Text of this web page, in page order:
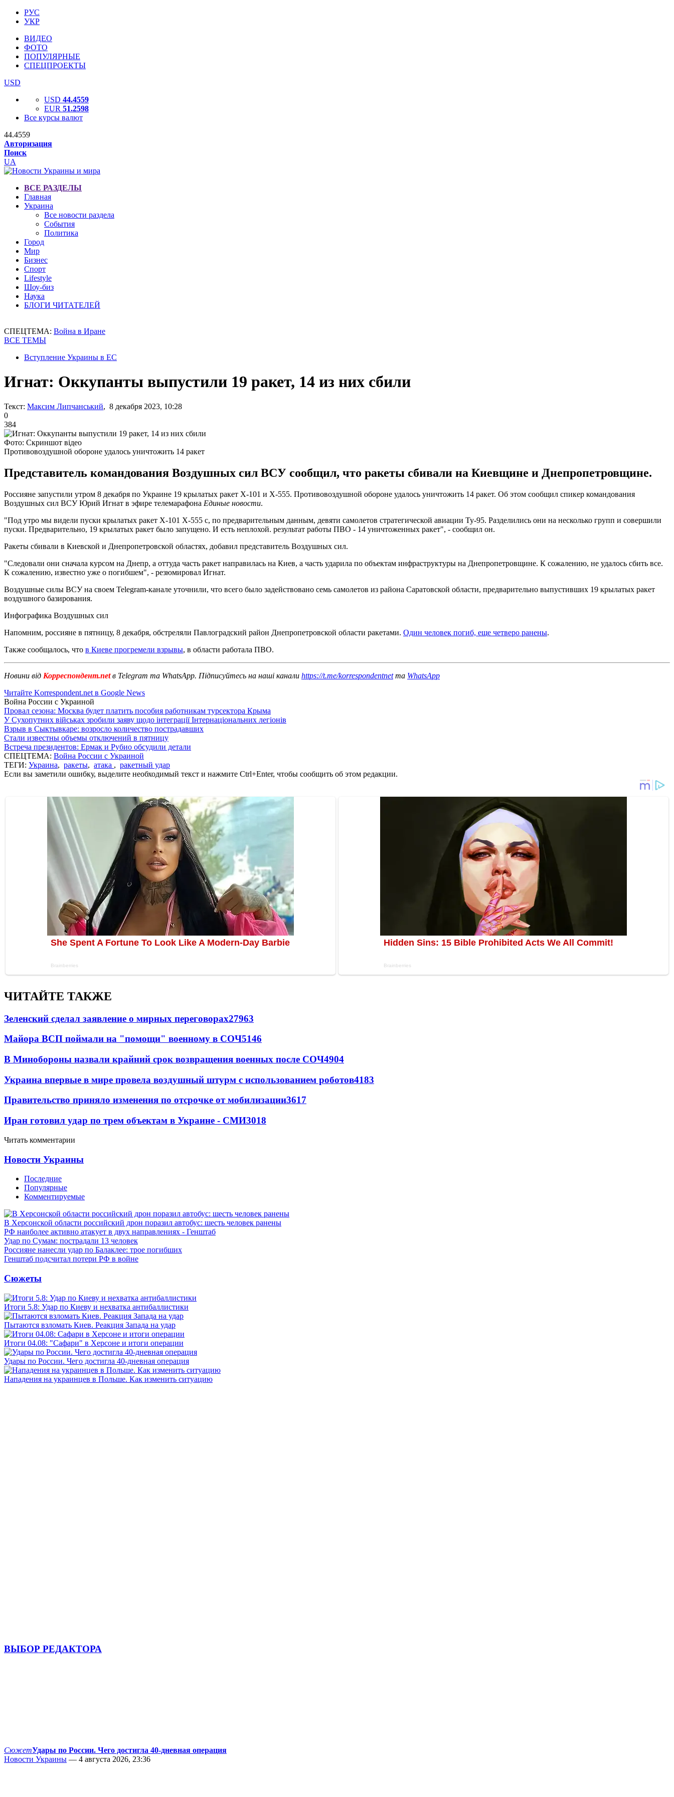
РУС
УКР
ВИДЕО
ФОТО
ПОПУЛЯРНЫЕ
СПЕЦПРОЕКТЫ
USD
USD 44.4559
EUR 51.2598
Все курсы валют
44.4559
Авторизация
Поиск
UA
ВСЕ РАЗДЕЛЫ
Главная
Украина
Все новости раздела
События
Политика
Город
Мир
Бизнес
Спорт
Lifestyle
Шоу-биз
Наука
БЛОГИ ЧИТАТЕЛЕЙ
СПЕЦТЕМА: Война в Иране
ВСЕ ТЕМЫ
Вступление Украины в ЕС
Игнат: Оккупанты выпустили 19 ракет, 14 из них сбили
Текст: Максим Липчанський, 8 декабря 2023, 10:28
0
384
Фото: Скриншот відео
Противовоздушной обороне удалось уничтожить 14 ракет
Представитель командования Воздушных сил ВСУ сообщил, что ракеты сбивали на Киевщине и Днепропетровщине.
Россияне запустили утром 8 декабря по Украине 19 крылатых ракет Х-101 и Х-555. Противовоздушной обороне удалось уничтожить 14 ракет. Об этом сообщил спикер командования
Воздушных сил ВСУ Юрий Игнат в эфире телемарафона Единые новости.
"Под утро мы видели пуски крылатых ракет Х-101 Х-555 с, по предварительным данным, девяти самолетов стратегической авиации Ту-95. Разделились они на несколько групп и совершили
пуски. Предварительно, 19 крылатых ракет было запущено. И есть неплохой. результат работы ПВО - 14 уничтоженных ракет", - сообщил он.
Ракеты сбивали в Киевской и Днепропетровской областях, добавил представитель Воздушных сил.
"Следовали они сначала курсом на Днепр, а оттуда часть ракет направилась на Киев, а часть ударила по объектам инфраструктуры на Днепропетровщине. К сожалению, не удалось сбить все.
К сожалению, известно уже о погибшем", - резюмировал Игнат.
Воздушные силы ВСУ на своем Telegram-канале уточнили, что всего было задействовано семь самолетов из района Саратовской области, предварительно выпустивших 19 крылатых ракет
воздушного базирования.
Инфографика Воздушных сил
Напомним, россияне в пятницу, 8 декабря, обстреляли Павлоградский район Днепропетровской области ракетами. Один человек погиб, еще четверо ранены.
Также сообщалось, что в Киеве прогремели взрывы, в области работала ПВО.
Новини від Корреспондент.netв Telegram та WhatsApp. Підписуйтесь на наші канали https://t.me/korrespondentnetта WhatsApp
Читайте Korrespondent.net в Google News
Война России с Украиной
Провал сезона: Москва будет платить пособия работникам турсектора Крыма
У Сухопутних військах зробили заяву щодо інтеграції Інтернаціональних легіонів
Взрыв в Сыктывкаре: возросло количество пострадавших
Стали известны объемы отключений в пятницу
Встреча президентов: Ермак и Рубио обсудили детали
СПЕЦТЕМА: Война России с Украиной
ТЕГИ: Украина, ракеты, атака , ракетный удар
Если вы заметили ошибку, выделите необходимый текст и нажмите Ctrl+Enter, чтобы сообщить об этом редакции.
ЧИТАЙТЕ ТАКЖЕ
Зеленский сделал заявление о мирных переговорах27963
Майора ВСП поймали на "помощи" военному в СОЧ5146
В Минобороны назвали крайний срок возвращения военных после СОЧ4904
Украина впервые в мире провела воздушный штурм с использованием роботов4183
Правительство приняло изменения по отсрочке от мобилизации3617
Иран готовил удар по трем объектам в Украине - СМИ3018
Читать комментарии
Новости Украины
Последние
Популярные
Комментируемые
В Херсонской области российский дрон поразил автобус: шесть человек ранены
РФ наиболее активно атакует в двух направлениях - Генштаб
Удар по Сумам: пострадали 13 человек
Россияне нанесли удар по Балаклее: трое погибших
Генштаб подсчитал потери РФ в войне
Сюжеты
Итоги 5.8: Удар по Киеву и нехватка антибаллистики
Пытаются взломать Киев. Реакция Запада на удар
Итоги 04.08: "Сафари" в Херсоне и итоги операции
Удары по России. Чего достигла 40-дневная операция
Нападения на украинцев в Польше. Как изменить ситуацию
ВЫБОР РЕДАКТОРА
СюжетУдары по России. Чего достигла 40-дневная операция
Новости Украины — 4 августа 2026, 23:36